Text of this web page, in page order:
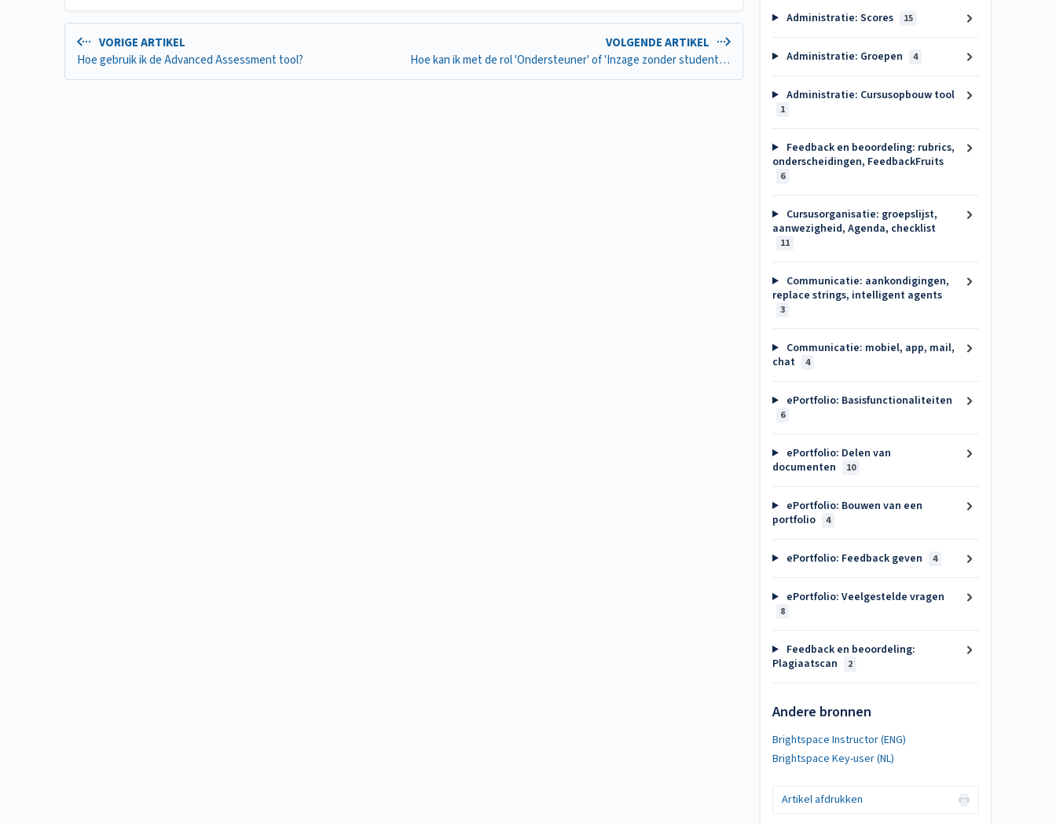
VORIGE ARTIKEL
Hoe gebruik ik de Advanced Assessment tool?
VOLGENDE ARTIKEL
Hoe kan ik met de rol 'Ondersteuner' of 'Inzage zonder studentdata' opdrachten bekijken?
Administratie: Scores 15
Administratie: Groepen 4
Administratie: Cursusopbouw tool
1
Feedback en beoordeling: rubrics,
onderscheidingen, FeedbackFruits
6
Cursusorganisatie: groepslijst,
aanwezigheid, Agenda, checklist
11
Communicatie: aankondigingen,
replace strings, intelligent agents
3
Communicatie: mobiel, app, mail,
chat
4
ePortfolio: Basisfunctionaliteiten
6
ePortfolio: Delen van
documenten
10
ePortfolio: Bouwen van een
portfolio
4
ePortfolio: Feedback geven 4
ePortfolio: Veelgestelde vragen
8
Feedback en beoordeling:
Plagiaatscan
2
Andere bronnen
Brightspace Instructor (ENG)
Brightspace Key-user (NL)
Artikel afdrukken